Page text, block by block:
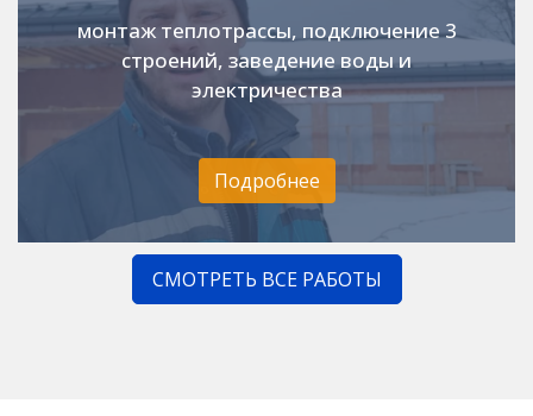
монтаж теплотрассы, подключение 3
строений, заведение воды и
электричества
Подробнее
СМОТРЕТЬ ВСЕ РАБОТЫ